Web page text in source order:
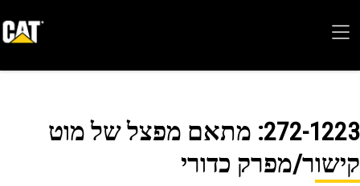
272-: מתאם מפצל של מוט
מפרק כדורי